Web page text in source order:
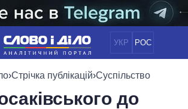
УКР РОС
НОВИНИ
ПОЛІТИКА
ОБIЦЯНКИ
›Стрічка публікацій›Суспільство
до